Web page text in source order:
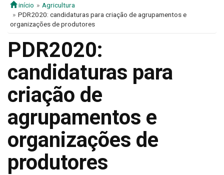
início
Agricultura
PDR2020: candidaturas para criação de agrupamentos e
organizações de produtores
PDR2020:
candidaturas para
criação de
agrupamentos e
organizações de
produtores